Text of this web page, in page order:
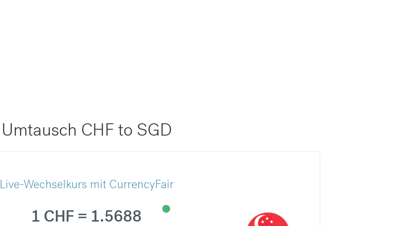
Umtausch CHF to SGD
Live-Wechselkurs mit CurrencyFair
1 CHF = 1.5688